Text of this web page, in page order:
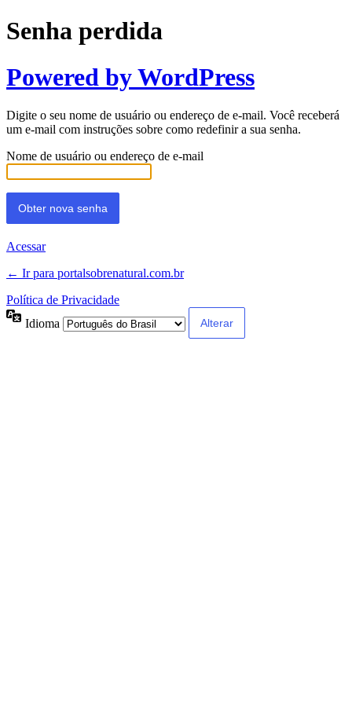
Senha perdida
Powered by WordPress
Digite o seu nome de usuário ou endereço de e-mail. Você receberá
um e-mail com instruções sobre como redefinir a sua senha.
Nome de usuário ou endereço de e-mail
Acessar
← Ir para portalsobrenatural.com.br
Política de Privacidade
Idioma